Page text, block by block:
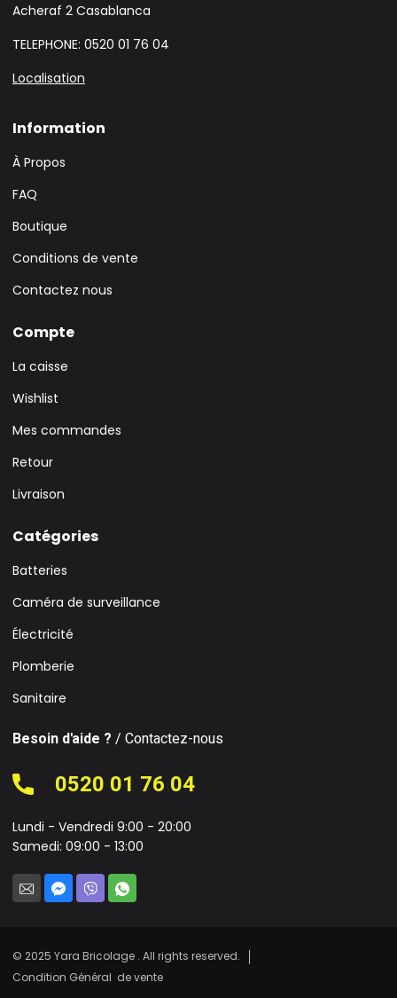
Acheraf 2 Casablanca
TELEPHONE: 0520 01 76 04
Localisation
Information
À Propos
FAQ
Boutique
Conditions de vente
Contactez nous
Compte
La caisse
Wishlist
Mes commandes
Retour
Livraison
Catégories
Batteries
Caméra de surveillance
Électricité
Plomberie
Sanitaire
Besoin d'aide ? / Contactez-nous
0520 01 76 04
Lundi - Vendredi 9:00 - 20:00
Samedi: 09:00 - 13:00
© 2025 Yara Bricolage . All rights reserved.
Condition Général de vente